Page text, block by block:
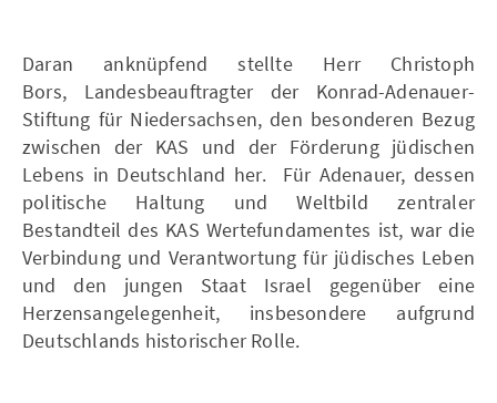
Daran anknüpfend stellte Herr Christoph
Bors, Landesbeauftragter der Konrad-Adenauer-
Stiftung für Niedersachsen, den besonderen Bezug
zwischen der KAS und der Förderung jüdischen
Lebens in Deutschland her. Für Adenauer, dessen
politische Haltung und Weltbild zentraler
Bestandteil des KAS Wertefundamentes ist, war die
Verbindung und Verantwortung für jüdisches Leben
und den jungen Staat Israel gegenüber eine
Herzensangelegenheit, insbesondere aufgrund
Deutschlands historischer Rolle.